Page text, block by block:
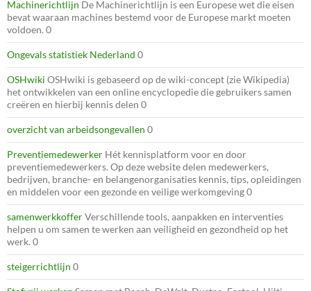
Machinerichtlijn De Machinerichtlijn is een Europese wet die eisen
bevat waaraan machines bestemd voor de Europese markt moeten
voldoen. 0
Ongevals statistiek Nederland 0
OSHwiki OSHwiki is gebaseerd op de wiki-concept (zie Wikipedia)
het ontwikkelen van een online encyclopedie die gebruikers samen
creëren en hierbij kennis delen 0
overzicht van arbeidsongevallen 0
Preventiemedewerker Hét kennisplatform voor en door
preventiemedewerkers. Op deze website delen medewerkers,
bedrijven, branche- en belangenorganisaties kennis, tips, opleidingen
en middelen voor een gezonde en veilige werkomgeving 0
samenwerkkofferVerschillende tools, aanpakken en interventies
helpen u om samen te werken aan veiligheid en gezondheid op het
werk. 0
steigerrichtlijn 0